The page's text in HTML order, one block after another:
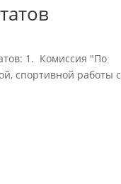
1. Комиссия "По
спортивной работы с